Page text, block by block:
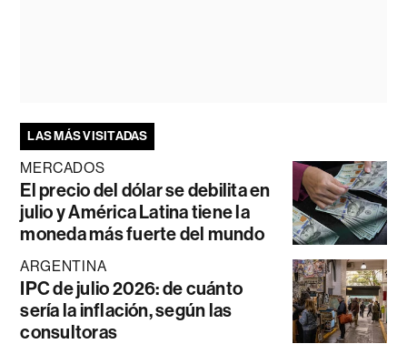
LAS MÁS VISITADAS
MERCADOS
El precio del dólar se debilita en
julio y América Latina tiene la
moneda más fuerte del mundo
ARGENTINA
IPC de julio 2026: de cuánto
sería la inflación, según las
consultoras